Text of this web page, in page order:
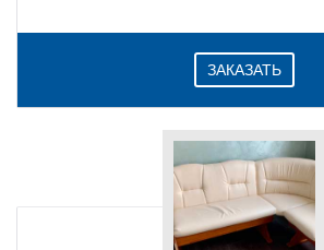
ЗАКАЗАТЬ